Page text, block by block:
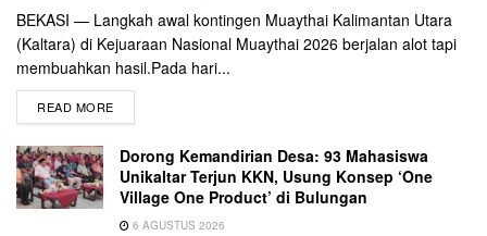
BEKASI — Langkah awal kontingen Muaythai Kalimantan Utara
(Kaltara) di Kejuaraan Nasional Muaythai 2026 berjalan alot tapi
membuahkan hasil.Pada hari...
READ MORE
Dorong Kemandirian Desa: 93 Mahasiswa
Unikaltar Terjun KKN, Usung Konsep ‘One
Village One Product’ di Bulungan
6 AGUSTUS 2026